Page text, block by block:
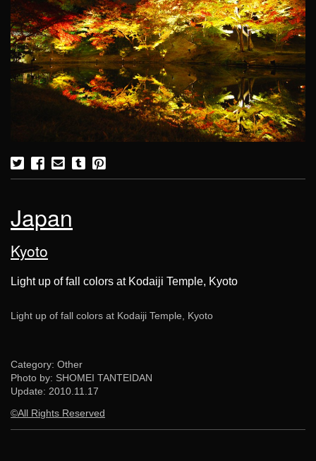
Japan
Kyoto
Light up of fall colors at Kodaiji Temple, Kyoto
Light up of fall colors at Kodaiji Temple, Kyoto
Category: Other
Photo by: SHOMEI TANTEIDAN
Update: 2010.11.17
©All Rights Reserved